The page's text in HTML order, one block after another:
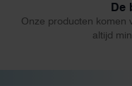
De
Onze producten komen
altijd